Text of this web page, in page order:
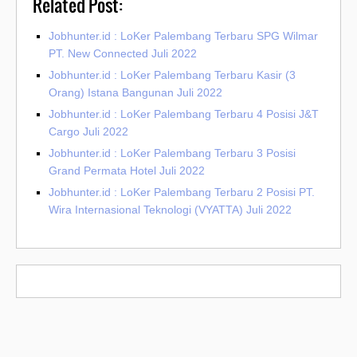
Jobhunter.id : LoKer Palembang Terbaru SPG Wilmar
PT. New Connected Juli 2022
Jobhunter.id : LoKer Palembang Terbaru Kasir (3
Orang) Istana Bangunan Juli 2022
Jobhunter.id : LoKer Palembang Terbaru 4 Posisi J&T
Cargo Juli 2022
Jobhunter.id : LoKer Palembang Terbaru 3 Posisi
Grand Permata Hotel Juli 2022
Jobhunter.id : LoKer Palembang Terbaru 2 Posisi PT.
Wira Internasional Teknologi (VYATTA) Juli 2022